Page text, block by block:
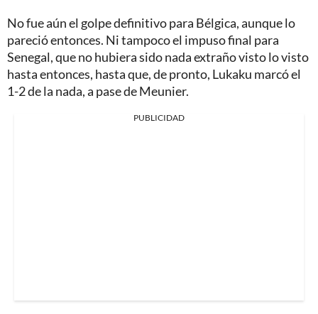
No fue aún el golpe definitivo para Bélgica, aunque lo
pareció entonces. Ni tampoco el impuso final para
Senegal, que no hubiera sido nada extraño visto lo visto
hasta entonces, hasta que, de pronto, Lukaku marcó el
1-2 de la nada, a pase de Meunier.
PUBLICIDAD